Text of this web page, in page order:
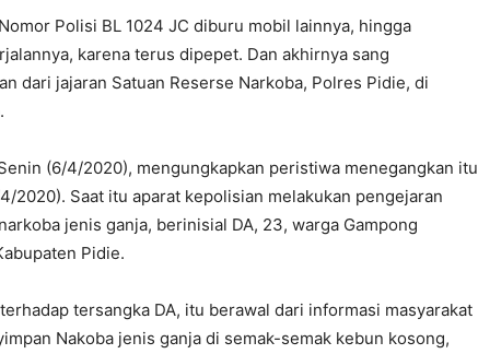
Polisi BL 1024 JC diburu mobil lainnya, hingga
karena terus dipepet. Dan akhirnya sang
dari jajaran Satuan Reserse Narkoba, Polres Pidie, di
(6/4/2020), mengungkapkan peristiwa menegangkan itu
2020). Saat itu aparat kepolisian melakukan pengejaran
jenis ganja, berinisial DA, 23, warga Gampong
Pidie.
tersangka DA, itu berawal dari informasi masyarakat
Nakoba jenis ganja di semak-semak kebun kosong,